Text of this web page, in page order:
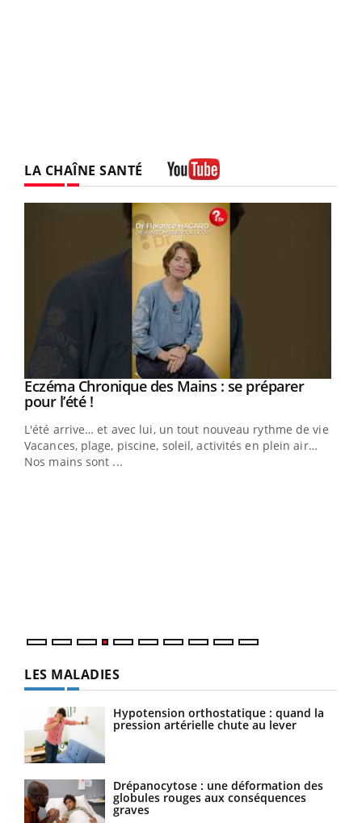
LA CHAÎNE SANTÉ
Youtube
Eczéma Chronique des Mains : se préparer
pour l’été !Youtube
L'été arrive… et avec lui, un tout nouveau rythme de vie !
Vacances, plage, piscine, soleil, activités en plein air…
Nos mains sont ...
LES MALADIES
Hypotension orthostatique : quand la
pression artérielle chute au lever
Drépanocytose : une déformation des
globules rouges aux conséquences
graves